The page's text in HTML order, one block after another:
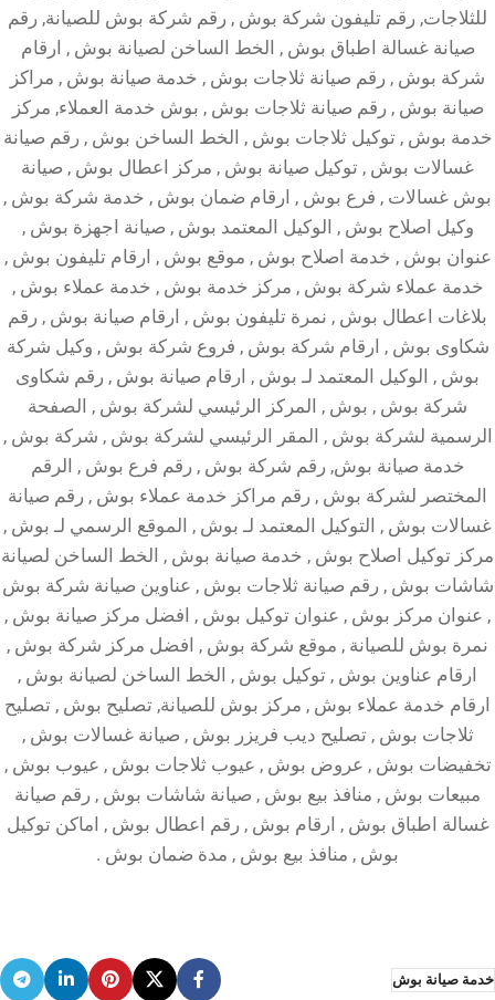
للثلاجات, رقم تليفون شركة بوش , رقم شركة بوش للصيانة, رقم
صيانة غسالة اطباق بوش , الخط الساخن لصيانة بوش , ارقام
شركة بوش , رقم صيانة ثلاجات بوش , خدمة صيانة بوش , مراكز
صيانة بوش , رقم صيانة ثلاجات بوش , بوش خدمة العملاء, مركز
خدمة بوش , توكيل ثلاجات بوش , الخط الساخن بوش , رقم صيانة
غسالات بوش , توكيل صيانة بوش , مركز اعطال بوش , صيانة
بوش غسالات , فرع بوش , ارقام ضمان بوش , خدمة شركة بوش ,
وكيل اصلاح بوش , الوكيل المعتمد بوش , صيانة اجهزة بوش ,
عنوان بوش , خدمة اصلاح بوش , موقع بوش , ارقام تليفون بوش ,
خدمة عملاء شركة بوش , مركز خدمة بوش , خدمة عملاء بوش ,
بلاغات اعطال بوش , نمرة تليفون بوش , ارقام صيانة بوش , رقم
شكاوى بوش , ارقام شركة بوش , فروع شركة بوش , وكيل شركة
بوش , الوكيل المعتمد لـ بوش , ارقام صيانة بوش , رقم شكاوى
شركة بوش , بوش , المركز الرئيسي لشركة بوش , الصفحة
الرسمية لشركة بوش , المقر الرئيسي لشركة بوش , شركة بوش ,
خدمة صيانة بوش, رقم شركة بوش , رقم فرع بوش , الرقم
المختصر لشركة بوش , رقم مراكز خدمة عملاء بوش , رقم صيانة
غسالات بوش , التوكيل المعتمد لـ بوش , الموقع الرسمي لـ بوش ,
مركز توكيل اصلاح بوش , خدمة صيانة بوش , الخط الساخن لصيانة
شاشات بوش , رقم صيانة ثلاجات بوش , عناوين صيانة شركة بوش
, عنوان مركز بوش , عنوان توكيل بوش , افضل مركز صيانة بوش ,
نمرة بوش للصيانة , موقع شركة بوش , افضل مركز شركة بوش ,
ارقام عناوين بوش , توكيل بوش , الخط الساخن لصيانة بوش ,
ارقام خدمة عملاء بوش , مركز بوش للصيانة, تصليح بوش , تصليح
ثلاجات بوش , تصليح ديب فريزر بوش , صيانة غسالات بوش ,
تخفيضات بوش , عروض بوش , عيوب ثلاجات بوش , عيوب بوش ,
مبيعات بوش , منافذ بيع بوش , صيانة شاشات بوش , رقم صيانة
غسالة اطباق بوش , ارقام بوش , رقم اعطال بوش , اماكن توكيل
بوش , منافذ بيع بوش , مدة ضمان بوش .
خدمة صيانة بوش